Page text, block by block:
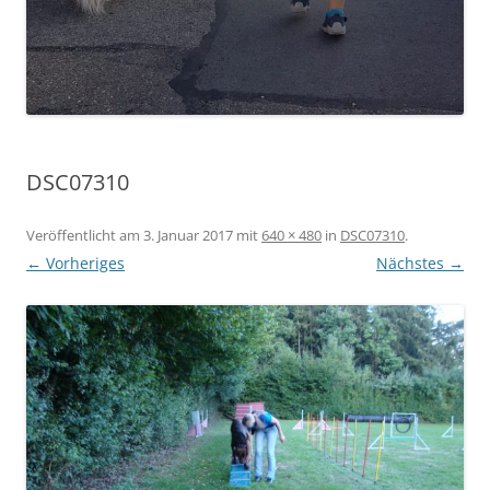
DSC07310
Veröffentlicht am 3. Januar 2017 mit640 × 480 in DSC07310.
← Vorheriges Nächstes →